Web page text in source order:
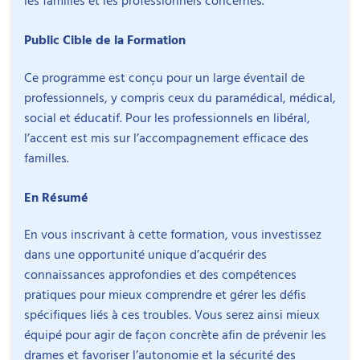
Public Cible de la Formation
Ce programme est conçu pour un large éventail de
professionnels, y compris ceux du paramédical, médical,
social et éducatif. Pour les professionnels en libéral,
l’accent est mis sur l’accompagnement efficace des
familles.
En Résumé
En vous inscrivant à cette formation, vous investissez
dans une opportunité unique d’acquérir des
connaissances approfondies et des compétences
pratiques pour mieux comprendre et gérer les défis
spécifiques liés à ces troubles. Vous serez ainsi mieux
équipé pour agir de façon concrète afin de prévenir les
drames et favoriser l’autonomie et la sécurité des
des personnes avec TSA ou TDAH de leurs
particularités sensorielles, cognitives et
comportementales.
Développer les compétences sécuritaires de base
(immobilisation sur commande, identification des
inconnus, passage piéton, …)
Jean-Philippe Piat
Auteur, conférencier et intervenant auprès
de personnes autistes